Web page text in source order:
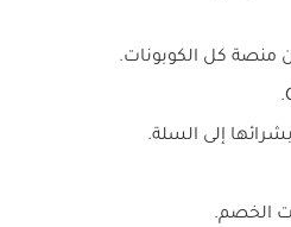
منصة كل الكوبونات.
إلى السلة.
الخصم.